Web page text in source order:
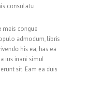
consulatu
meis congue
admodum, libris
his ea, has ea
ius inani simul
sit. Eam ea duis